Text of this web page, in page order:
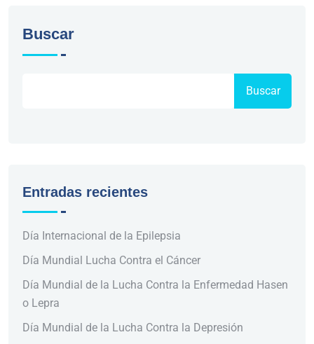
Buscar
Buscar
Entradas recientes
Día Internacional de la Epilepsia
Día Mundial Lucha Contra el Cáncer
Día Mundial de la Lucha Contra la Enfermedad Hasen
o Lepra
Día Mundial de la Lucha Contra la Depresión